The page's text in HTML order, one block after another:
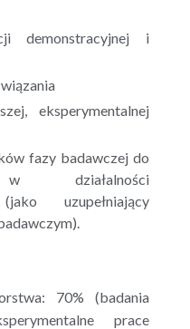
demonstracyjnej i
eksperymentalnej
fazy badawczej do
w działalności
uzupełniający
70% (badania
prace